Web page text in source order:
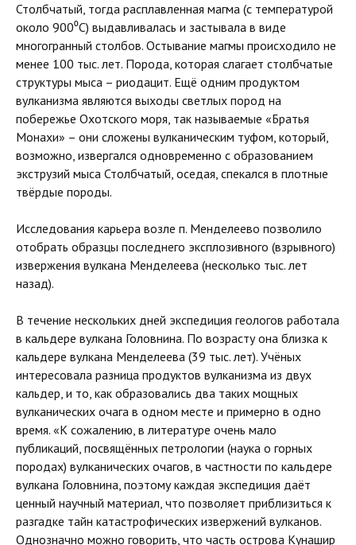
Столбчатый, тогда расплавленная магма (с температурой
около 900⁰С) выдавливалась и застывала в виде
многогранный столбов. Остывание магмы происходило не
менее 100 тыс. лет. Порода, которая слагает столбчатые
структуры мыса – риодацит. Ещё одним продуктом
вулканизма являются выходы светлых пород на
побережье Охотского моря, так называемые «Братья
Монахи» – они сложены вулканическим туфом, который,
возможно, извергался одновременно с образованием
экструзий мыса Столбчатый, оседая, спекался в плотные
твёрдые породы.
Исследования карьера возле п. Менделеево позволило
отобрать образцы последнего эксплозивного (взрывного)
извержения вулкана Менделеева (несколько тыс. лет
назад).
В течение нескольких дней экспедиция геологов работала
в кальдере вулкана Головнина. По возрасту она близка к
кальдере вулкана Менделеева (39 тыс. лет). Учёных
интересовала разница продуктов вулканизма из двух
кальдер, и то, как образовались два таких мощных
вулканических очага в одном месте и примерно в одно
время. «К сожалению, в литературе очень мало
публикаций, посвящённых петрологии (наука о горных
породах) вулканических очагов, в частности по кальдере
вулкана Головнина, поэтому каждая экспедиция даёт
ценный научный материал, что позволяет приблизиться к
разгадке тайн катастрофических извержений вулканов.
Однозначно можно говорить, что часть острова Кунашир